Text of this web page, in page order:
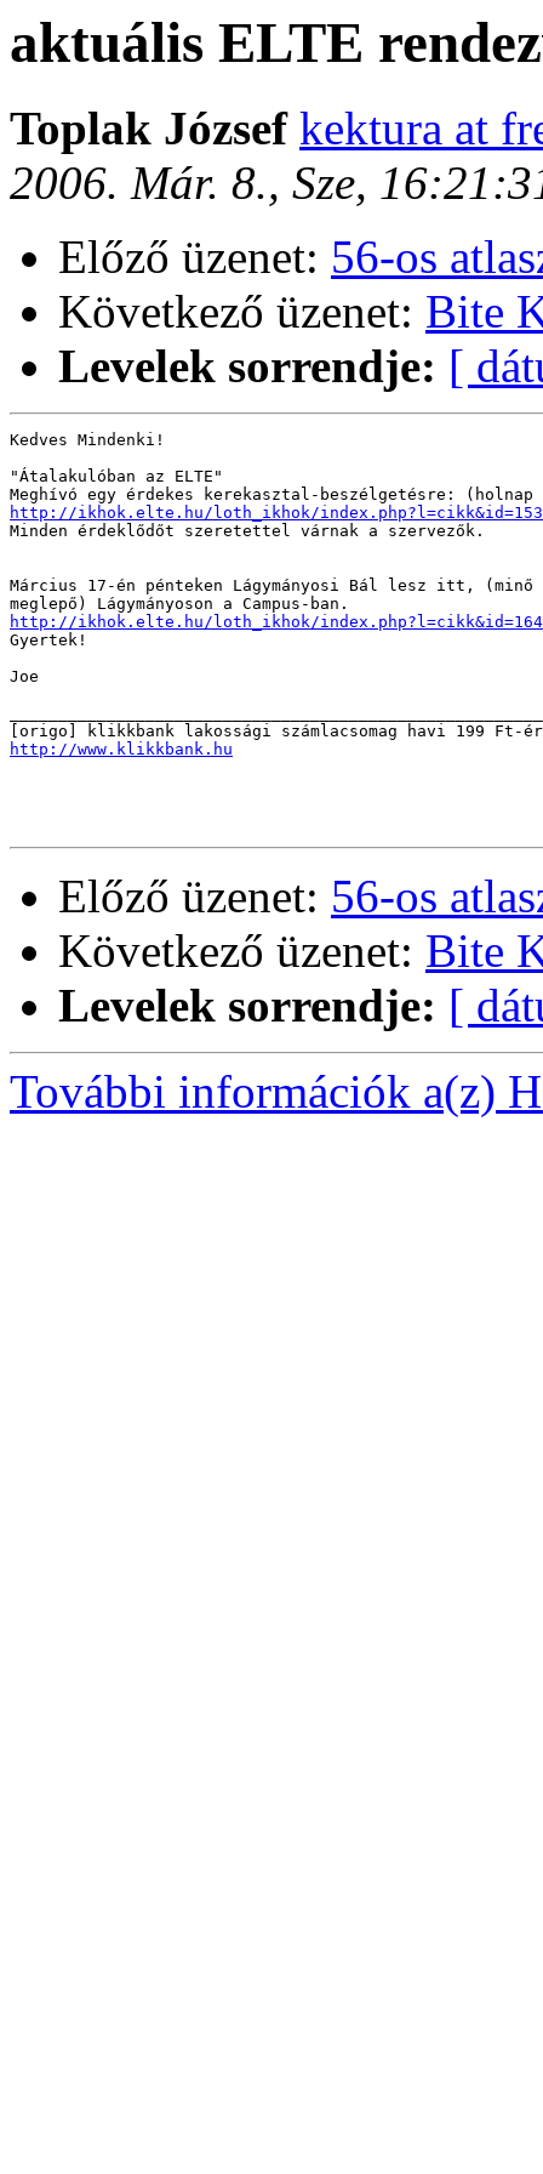
aktuális ELTE
Toplak József kektura at
2006. Már. 8., Sze,
Előző üzenet: 56-os
Következő üzenet: Bite
Levelek sorrendje: [
Kedves Mindenki!
"Átalakulóban az ELTE"
http://ikhok.elte.hu/loth_ikhok/index.php?l=cikk&id=153
Minden érdeklődőt szeretettel várnak a szervezők.
Március 17-én pénteken Lágymányosi Bál lesz itt, (minő
http://ikhok.elte.hu/loth_ikhok/index.php?l=cikk&id=164
Gyertek!
Joe
http://www.klikkbank.hu
Előző üzenet: 56-os
Következő üzenet: Bite
Levelek sorrendje: [
További információk a(z)